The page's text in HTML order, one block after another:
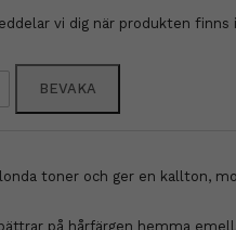
vi dig när produkten finns
BEVAKA
toner och ger en kallton,
på hårfärgen hemma